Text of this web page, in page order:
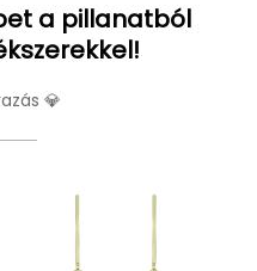
a pillanatból
💎